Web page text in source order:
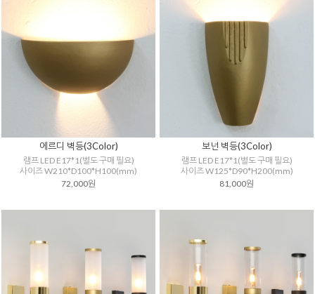
에르디 벽등(3Color)
램프 LED E17*1(별도 구매 필요)
사이즈 W210*D100*H100(mm)
72,000원
보넌 벽등(3Color)
램프 LED E17*1(별도 구매 필요)
사이즈 W125*D90*H200(mm)
81,000원